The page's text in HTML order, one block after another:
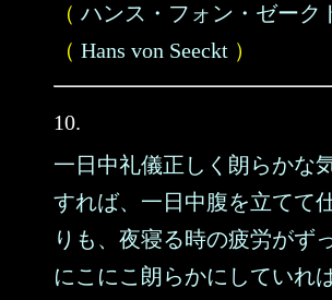
（ ハンス・フォン・ゼーク
（ Hans von Seeckt ）
10.
一日中礼儀正しく朗らかな
すれば、一日中腹を立てて
りも、夜寝る時の疲労がず
にこにこ朗らかにしていれ